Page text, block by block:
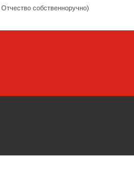
собственноручно)